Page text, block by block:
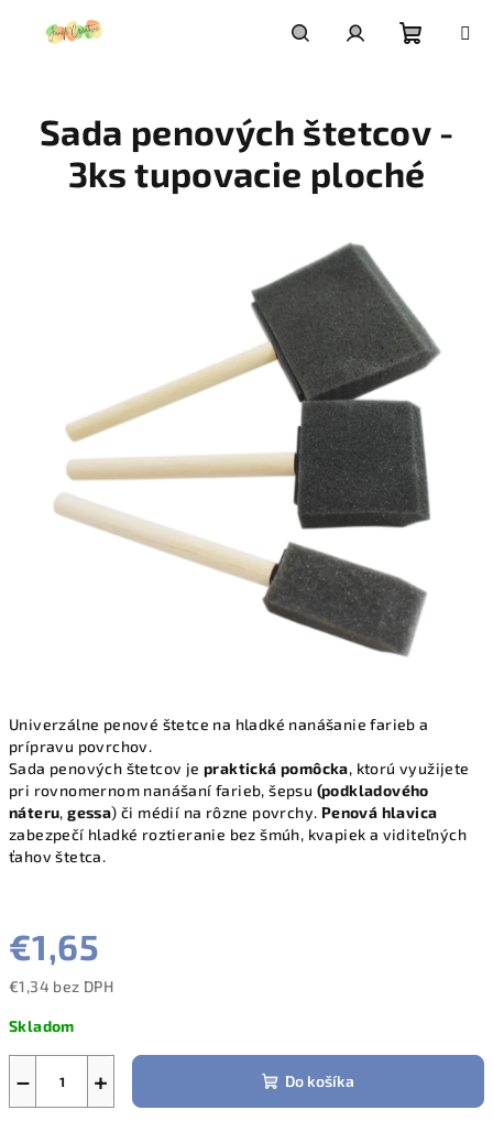
košík
Univerzálne penové štetce na hladké nanášanie farieb a
prípravu povrchov.
Sada penových štetcov je praktická pomôcka, ktorú využijete
pri rovnomernom nanášaní farieb, šepsu (podkladového
náteru,gessa) či médií na rôzne povrchy. Penová hlavica
zabezpečí hladké roztieranie bez šmúh, kvapiek a viditeľných
ťahov štetca.
€1,65
€1,34 bez DPH
cena:
Skladom
+
− Do košíka
Sada penových štetcov -
3ks tupovacie ploché